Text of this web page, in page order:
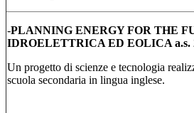
-PLANNING ENERGY FOR THE
IDROELETTRICA ED EOLICA a.s.
Un progetto di scienze e tecnologia
scuola secondaria in lingua inglese.